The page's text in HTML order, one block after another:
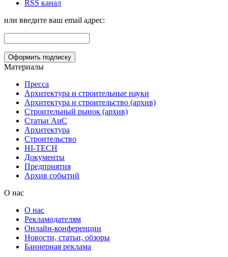
RSS канал
или введите ваш email адрес:
Материалы
Пресса
Архитектура и строительные науки
Архитектура и строительство (архив)
Строительный рынок (архив)
Статьи АиС
Архитектура
Строительство
HI-TECH
Документы
Предприятия
Архив событий
О нас
О нас
Рекламодателям
Онлайн-конференции
Новости, статьи, обзоры
Баннерная реклама